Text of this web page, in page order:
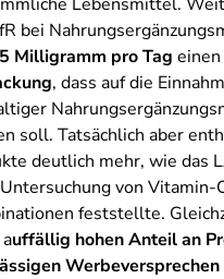
bei
Milligramm pro Tag einen
, dass auf die
soll. Tatsächlich aber
deutlich mehr, wie das
von Vitamin-
feststellte.
uffällig hohen Anteil an
Werbeversprechen